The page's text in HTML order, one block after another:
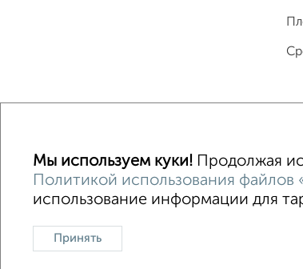
Контакты Политика конфиденциальности
О проекте
Мы используем куки! Продолжая
Политикой использования файлов
использование информации для
Принять